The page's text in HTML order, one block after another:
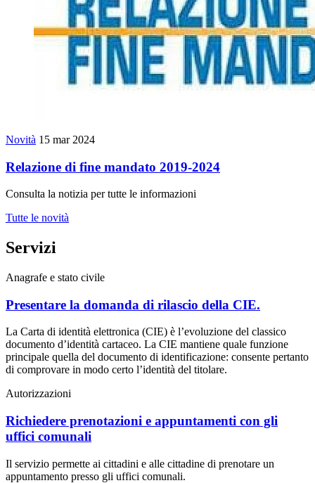
Novità 15 mar 2024
Relazione di fine mandato 2019-2024
Consulta la notizia per tutte le informazioni
Tutte le novità
Servizi
Anagrafe e stato civile
Presentare la domanda di rilascio della CIE.
La Carta di identità elettronica (CIE) è l’evoluzione del classico
documento d’identità cartaceo. La CIE mantiene quale funzione
principale quella del documento di identificazione: consente pertanto
di comprovare in modo certo l’identità del titolare.
Autorizzazioni
Richiedere prenotazioni e appuntamenti con gli
uffici comunali
Il servizio permette ai cittadini e alle cittadine di prenotare un
appuntamento presso gli uffici comunali.